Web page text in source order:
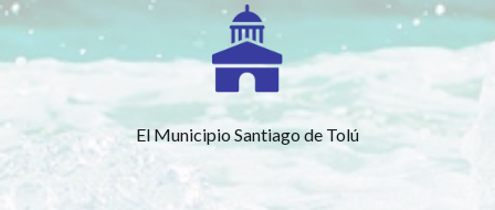
El Municipio Santiago de Tolú